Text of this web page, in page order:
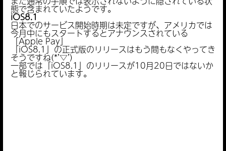
態で含まれていたようです。
iOS8.1
日本でのサービス開始時期は未定ですが、アメリカでは
今月中にもスタートするとアナウンスされている
「Apple Pay」
「iOS8.1」の正式版のリリースはもう間もなくやってき
そうですね(*’▽’)
一部では「iOS8.1」のリリースが10月20日ではないか
と報じられています。